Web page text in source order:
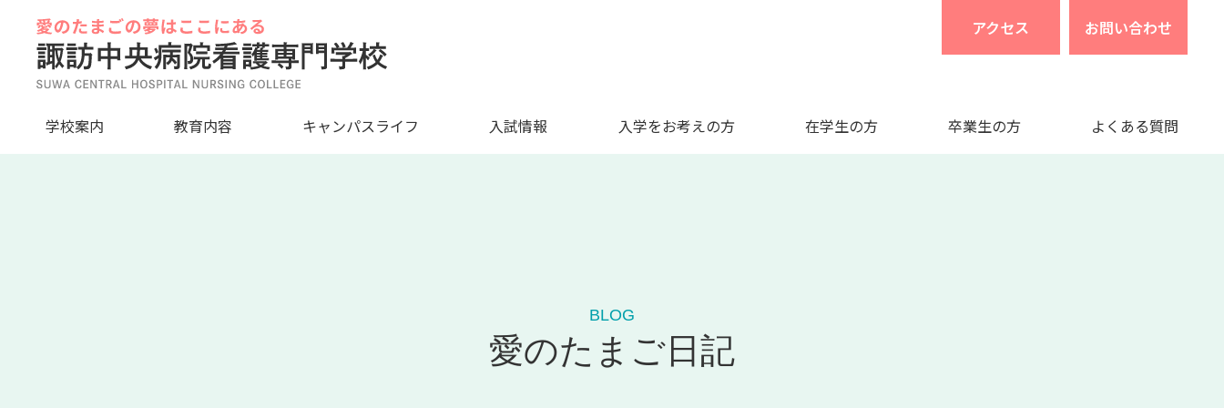
content
アクセス お問い合わせ
学校案内 教育内容 キャンパスライフ 入試情報 入学をお考えの方 在学生の方 卒業生の方 よくある質問
BLOG
愛のたまご日記